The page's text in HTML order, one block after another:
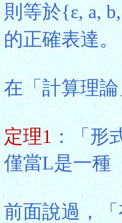
則等於{ε, a,
的正確表達。
在「計算理
定理1：「形
僅當L是一種
前面說過，